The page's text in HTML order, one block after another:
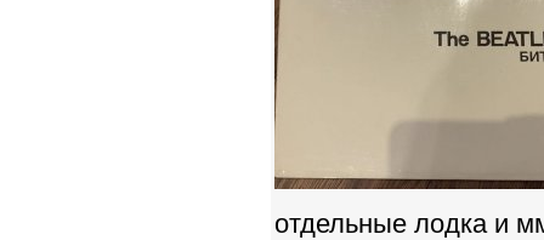
отдельные лодка и